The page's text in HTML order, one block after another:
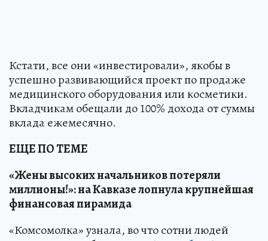
Кстати, все они «инвестировали», якобы в
успешно развивающийся проект по продаже
медицинского оборудования или косметики.
Вкладчикам обещали до 100% дохода от суммы
вклада ежемесячно.
ЕЩЕ ПО ТЕМЕ
«Жены высоких начальников потеряли
миллионы!»: на Кавказе лопнула крупнейшая
финансовая пирамида
«Комсомолка» узнала, во что сотни людей